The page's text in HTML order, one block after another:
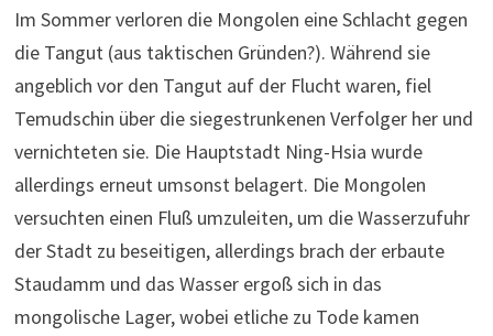
Im Sommer verloren die Mongolen eine Schlacht gegen
die Tangut (aus taktischen Gründen?). Während sie
angeblich vor den Tangut auf der Flucht waren, fiel
Temudschin über die siegestrunkenen Verfolger her und
vernichteten sie. Die Hauptstadt Ning-Hsia wurde
allerdings erneut umsonst belagert. Die Mongolen
versuchten einen Fluß umzuleiten, um die Wasserzufuhr
der Stadt zu beseitigen, allerdings brach der erbaute
Staudamm und das Wasser ergoß sich in das
mongolische Lager, wobei etliche zu Tode kamen